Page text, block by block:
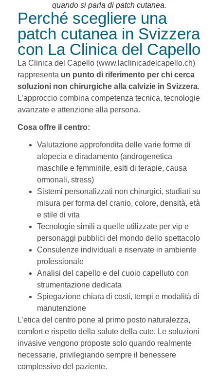
quando si parla di patch cutanea.
Perché scegliere una
patch cutanea in Svizzera
con La Clinica del Capello
La Clinica del Capello (www.laclinicadelcapello.ch)
rappresenta un punto di riferimento per chi cerca
soluzioni non chirurgiche alla calvizie in Svizzera.
L’approccio combina competenza tecnica, tecnologie
avanzate e attenzione alla persona.
Cosa offre il centro:
Valutazione approfondita delle varie forme di
alopecia e diradamento (androgenetica
maschile e femminile, esiti di terapie, causa
ormonali, stress)
Sistemi personalizzati non chirurgici, studiati su
misura per forma del cranio, colore, densità, età
e stile di vita
Tecnologie simili a quelle utilizzate per vip e
personaggi pubblici del mondo dello spettacolo
Consulenze individuali e riservate in ambiente
professionale
Analisi del capello e del cuoio capelluto con
strumentazione dedicata
Spiegazione chiara di costi, tempi e modalità di
manutenzione
L’etica del centro pone al primo posto naturalezza,
comfort e rispetto della salute della cute. Le soluzioni
invasive vengono proposte solo quando realmente
necessarie, privilegiando sempre il benessere
complessivo del paziente.